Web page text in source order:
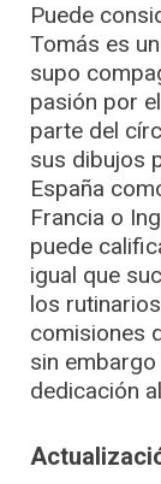
Puede
Tomás es
supo
pasión por
parte del
sus dibujos
España
Francia o
puede
igual que
los
comisiones
sin
dedicación